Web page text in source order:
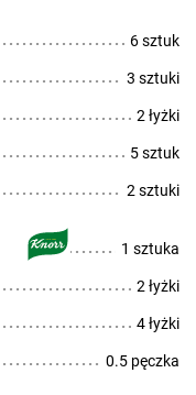
6 sztuk
3 sztuki
2 łyżki
5 sztuk
2 sztuki
1 sztuka
2 łyżki
4 łyżki
0.5 pęczka